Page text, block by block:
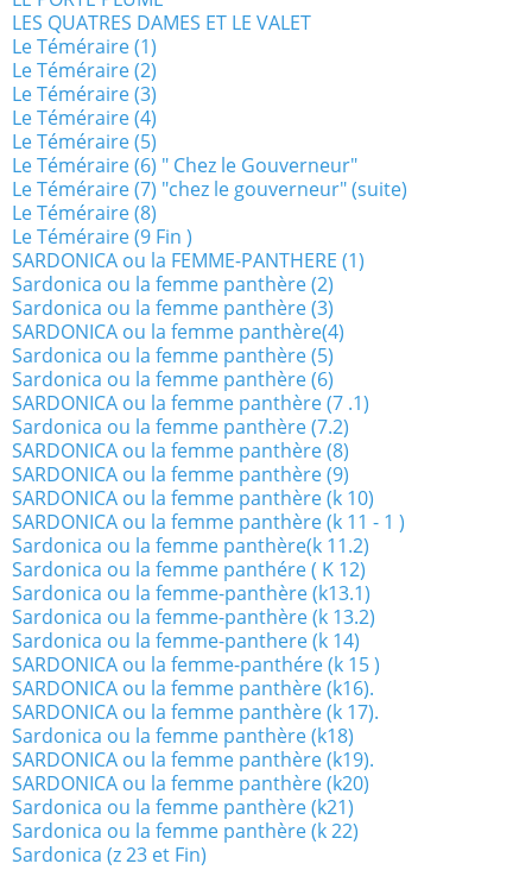
LES QUATRES DAMES ET LE VALET
Le Téméraire (1)
Le Téméraire (2)
Le Téméraire (3)
Le Téméraire (4)
Le Téméraire (5)
Le Téméraire (6) " Chez le Gouverneur"
Le Téméraire (7) "chez le gouverneur" (suite)
Le Téméraire (8)
Le Téméraire (9 Fin )
SARDONICA ou la FEMME-PANTHERE (1)
Sardonica ou la femme panthère (2)
Sardonica ou la femme panthère (3)
SARDONICA ou la femme panthère(4)
Sardonica ou la femme panthère (5)
Sardonica ou la femme panthère (6)
SARDONICA ou la femme panthère (7 .1)
Sardonica ou la femme panthère (7.2)
SARDONICA ou la femme panthère (8)
SARDONICA ou la femme panthère (9)
SARDONICA ou la femme panthère (k 10)
SARDONICA ou la femme panthère (k 11 - 1 )
Sardonica ou la femme panthère(k 11.2)
Sardonica ou la femme panthére ( K 12)
Sardonica ou la femme-panthère (k13.1)
Sardonica ou la femme-panthère (k 13.2)
Sardonica ou la femme-panthere (k 14)
SARDONICA ou la femme-panthére (k 15 )
SARDONICA ou la femme panthère (k16).
SARDONICA ou la femme panthère (k 17).
Sardonica ou la femme panthère (k18)
SARDONICA ou la femme panthère (k19).
SARDONICA ou la femme panthère (k20)
Sardonica ou la femme panthère (k21)
Sardonica ou la femme panthère (k 22)
Sardonica (z 23 et Fin)